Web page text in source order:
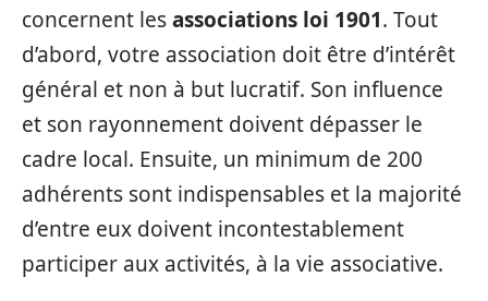
concernent lesassociations loi 1901. Tout
d’abord, votre association doit être d’intérêt
général et non à but lucratif. Son influence
et son rayonnement doivent dépasser le
cadre local. Ensuite, un minimum de 200
adhérents sont indispensables et la majorité
d’entre eux doivent incontestablement
participer aux activités, à la vie associative.